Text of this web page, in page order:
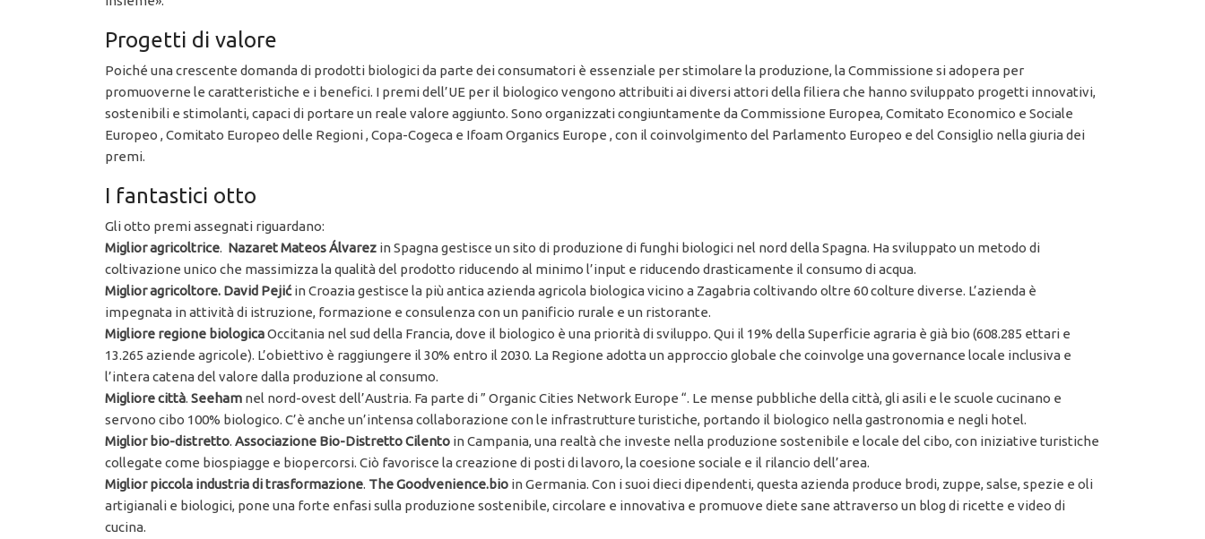
Progetti di valore
Poiché una crescente domanda di prodotti biologici da parte dei consumatori è essenziale per stimolare la produzione, la Commissione si adopera per
promuoverne le caratteristiche e i benefici. I premi dell’UE per il biologico vengono attribuiti ai diversi attori della filiera che hanno sviluppato progetti innovativi,
sostenibili e stimolanti, capaci di portare un reale valore aggiunto. Sono organizzati congiuntamente da Commissione Europea, Comitato Economico e Sociale
Europeo , Comitato Europeo delle Regioni , Copa-Cogeca e Ifoam Organics Europe , con il coinvolgimento del Parlamento Europeo e del Consiglio nella giuria dei
premi.
I fantastici otto
Gli otto premi assegnati riguardano:
Miglior agricoltrice. Nazaret Mateos Álvarez in Spagna gestisce un sito di produzione di funghi biologici nel nord della Spagna. Ha sviluppato un metodo di
coltivazione unico che massimizza la qualità del prodotto riducendo al minimo l’input e riducendo drasticamente il consumo di acqua.
Miglior agricoltore. David Pejićin Croazia gestisce la più antica azienda agricola biologica vicino a Zagabria coltivando oltre 60 colture diverse. L’azienda è
impegnata in attività di istruzione, formazione e consulenza con un panificio rurale e un ristorante.
Migliore regione biologicaOccitania nel sud della Francia, dove il biologico è una priorità di sviluppo. Qui il 19% della Superficie agraria è già bio (608.285 ettari e
13.265 aziende agricole). L’obiettivo è raggiungere il 30% entro il 2030. La Regione adotta un approccio globale che coinvolge una governance locale inclusiva e
l’intera catena del valore dalla produzione al consumo.
Migliore città. Seeham nel nord-ovest dell’Austria. Fa parte di ” Organic Cities Network Europe “. Le mense pubbliche della città, gli asili e le scuole cucinano e
servono cibo 100% biologico. C’è anche un’intensa collaborazione con le infrastrutture turistiche, portando il biologico nella gastronomia e negli hotel.
Miglior bio-distretto. Associazione Bio-Distretto Cilento in Campania, una realtà che investe nella produzione sostenibile e locale del cibo, con iniziative turistiche
collegate come biospiagge e biopercorsi. Ciò favorisce la creazione di posti di lavoro, la coesione sociale e il rilancio dell’area.
Miglior piccola industria di trasformazione. The Goodvenience.bio in Germania. Con i suoi dieci dipendenti, questa azienda produce brodi, zuppe, salse, spezie e oli
artigianali e biologici, pone una forte enfasi sulla produzione sostenibile, circolare e innovativa e promuove diete sane attraverso un blog di ricette e video di
cucina.